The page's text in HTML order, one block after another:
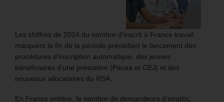
Les chiffres de 2024 du nombre d’inscrit à France travail
marquent la fin de la période précédant le lancement des
procédures d’inscription automatique, des jeunes
bénéficiaires d’une prestation (Pacea et CEJ) et des
nouveaux allocataires du RSA.
En France entière, le nombre de demandeurs d’emploi,